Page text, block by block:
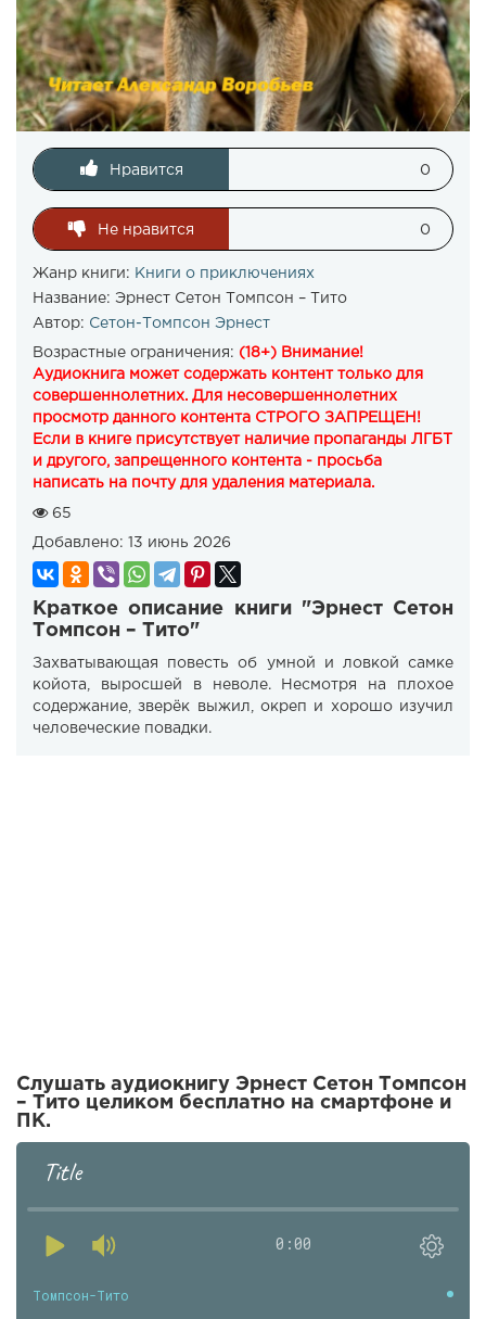
Нравится 0
Не нравится 0
Жанр книги: Книги о приключениях
Название: Эрнест Сетон Томпсон – Тито
Автор: Сетон-Томпсон Эрнест
Возрастные ограничения: (18+) Внимание!
Аудиокнига может содержать контент только для
совершеннолетних. Для несовершеннолетних
просмотр данного контента СТРОГО ЗАПРЕЩЕН!
Если в книге присутствует наличие пропаганды ЛГБТ
и другого, запрещенного контента - просьба
написать на почту для удаления материала.
65
Добавлено: 13 июнь 2026
Краткое описание книги "Эрнест Сетон
Томпсон – Тито"
Захватывающая повесть об умной и ловкой самке
койота, выросшей в неволе. Несмотря на плохое
содержание, зверёк выжил, окреп и хорошо изучил
человеческие повадки.
Слушать аудиокнигу Эрнест Сетон Томпсон
– Тито целиком бесплатно на смартфоне и
ПК.
Title
0:00
Томпсон-Тито